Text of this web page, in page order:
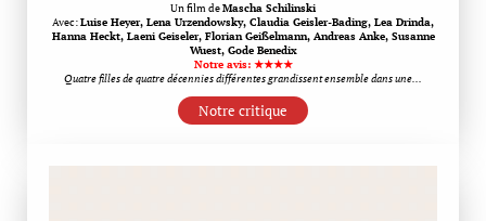
Un film deMascha Schilinski
Avec:Luise Heyer, Lena Urzendowsky, Claudia Geisler-Bading, Lea Drinda,
Hanna Heckt, Laeni Geiseler, Florian Geißelmann, Andreas Anke, Susanne
Wuest, Gode Benedix
Notre avis: ★★★★
Quatre filles de quatre décennies différentes grandissent ensemble dans une…
Notre critique